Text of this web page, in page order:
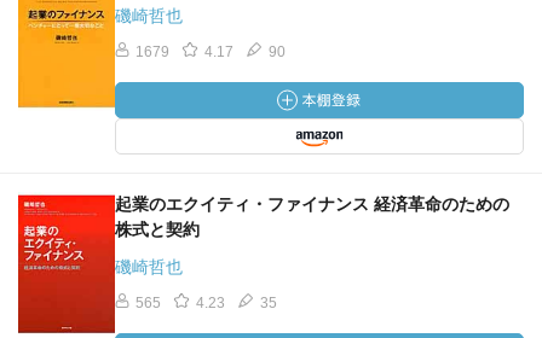
磯崎哲也
1679 4.17 90
起業のエクイティ・ファイナンス 経済革命のための
株式と契約
磯崎哲也
565 4.23 35